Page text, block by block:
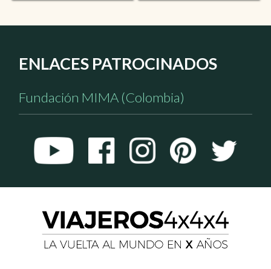
ENLACES PATROCINADOS
Fundación MIMA (Colombia)